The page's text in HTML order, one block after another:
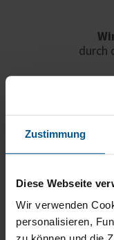
Zustimmung
Diese Webseite
Wir verwenden
personalisieren,
durch